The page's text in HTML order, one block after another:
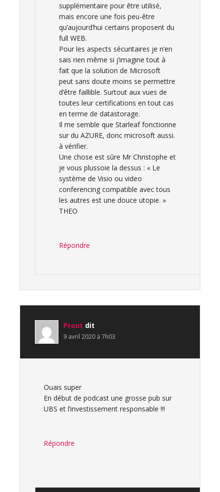
supplémentaire pour être utilisé,
mais encore une fois peu-être
qu’aujourd’hui certains proposent du
full WEB.
Pour les aspects sécuritaires je n’en
sais rien même si j’imagine tout à
fait que la solution de Microsoft
peut sans doute moins se permettre
d’être faillible. Surtout aux vues de
toutes leur certifications en tout cas
en terme de datastorage.
Il me semble que Starleaf fonctionne
sur du AZURE, donc microsoft aussi.
à vérifier.
Une chose est sûre Mr Christophe et
je vous plussoie la dessus : « Le
système de Visio ou video
conferencing compatible avec tous
les autres est une douce utopie. »
THEO
Répondre
Prout dit
9 avril 2020 à 7h03
Ouais super
En début de podcast une grosse pub sur
UBS et l’investissement responsable !!!
Répondre